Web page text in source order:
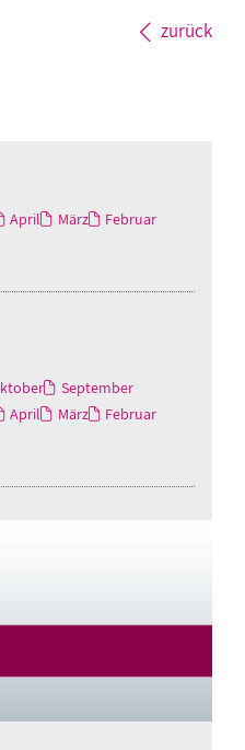
zurück
April März
Februar
September
April März
Februar